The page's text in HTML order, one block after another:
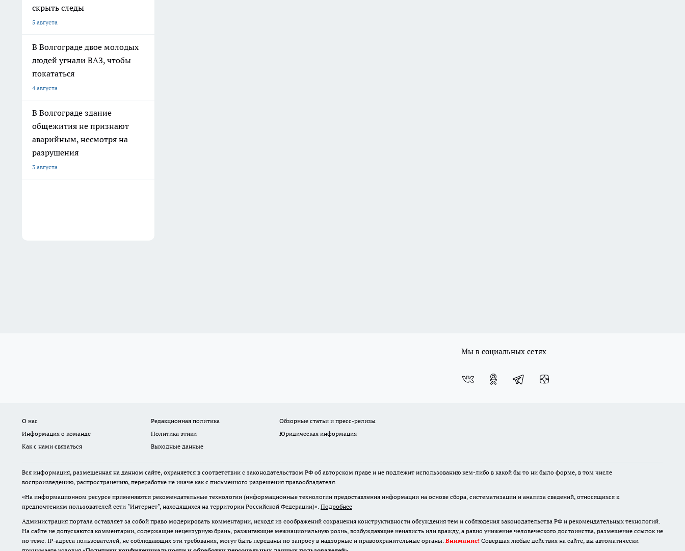
скрыть следы
5 августа
В Волгограде двое молодых
людей угнали ВАЗ, чтобы
покататься
4 августа
В Волгограде здание
общежития не признают
аварийным, несмотря на
разрушения
3 августа
Мы в социальных сетях
О нас Редакционная политика
Обзорные статьи и пресс-релизы
Информация о команде
Политика этики
Юридическая информация
Как с нами связаться
Выходные данные
Вся информация, размещенная на данном сайте, охраняется в соответствии с законодательством РФ об авторском праве и не подлежит использованию кем-либо в какой бы то ни было форме, в том числе
воспроизведению, распространению, переработке не иначе как с письменного разрешения правообладателя.
«На информационном ресурсе применяются рекомендательные технологии (информационные технологии предоставления информации на основе сбора, систематизации и анализа сведений, относящихся к
предпочтениям пользователей сети "Интернет", находящихся на территории Российской Федерации)». Подробнее
Администрация портала оставляет за собой право модерировать комментарии, исходя из соображений сохранения конструктивности обсуждения тем и соблюдения законодательства РФ и рекомендательных технологий.
На сайте не допускаются комментарии, содержащие нецензурную брань, разжигающие межнациональную рознь, возбуждающие ненависть или вражду, а равно унижение человеческого достоинства, размещение ссылок не
по теме. IP-адреса пользователей, не соблюдающих эти требования, могут быть переданы по запросу в надзорные и правоохранительные органы. Внимание! Совершая любые действия на сайте, вы автоматически